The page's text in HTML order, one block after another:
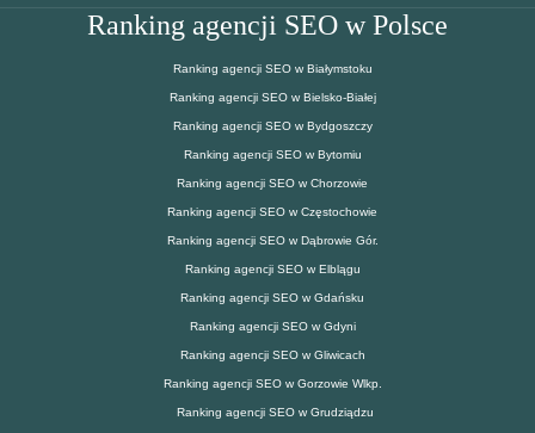
Ranking agencji SEO w Polsce
Ranking agencji SEO w Białymstoku
Ranking agencji SEO w Bielsko-Białej
Ranking agencji SEO w Bydgoszczy
Ranking agencji SEO w Bytomiu
Ranking agencji SEO w Chorzowie
Ranking agencji SEO w Częstochowie
Ranking agencji SEO w Dąbrowie Gór.
Ranking agencji SEO w Elblągu
Ranking agencji SEO w Gdańsku
Ranking agencji SEO w Gdyni
Ranking agencji SEO w Gliwicach
Ranking agencji SEO w Gorzowie Wlkp.
Ranking agencji SEO w Grudziądzu